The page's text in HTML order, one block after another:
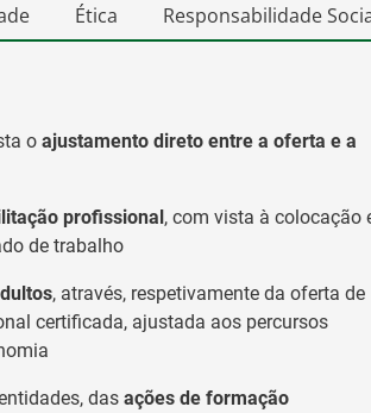
Ética Responsabilidade
o ajustamento direto entre a oferta e a
profissional, com vista à colocação
de trabalho
, através, respetivamente da oferta de
certificada, ajustada aos percursos
das ações de formação